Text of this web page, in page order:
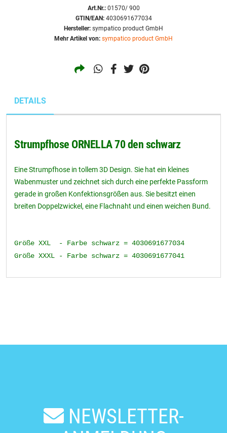
Art.Nr.:01570/ 900
GTIN/EAN:4030691677034
Hersteller: sympatico product GmbH
Mehr Artikel von: sympatico product GmbH
DETAILS
Strumpfhose ORNELLA 70 den schwarz
Eine Strumpfhose in tollem 3D Design. Sie hat ein kleines
Wabenmuster und zeichnet sich durch eine perfekte Passform
gerade in großen Konfektionsgrößen aus. Sie besitzt einen
breiten Doppelzwickel, eine Flachnaht und einen weichen Bund.
Größe XXL - Farbe schwarz = 4030691677034
Größe XXXL - Farbe schwarz = 4030691677041
NEWSLETTER-